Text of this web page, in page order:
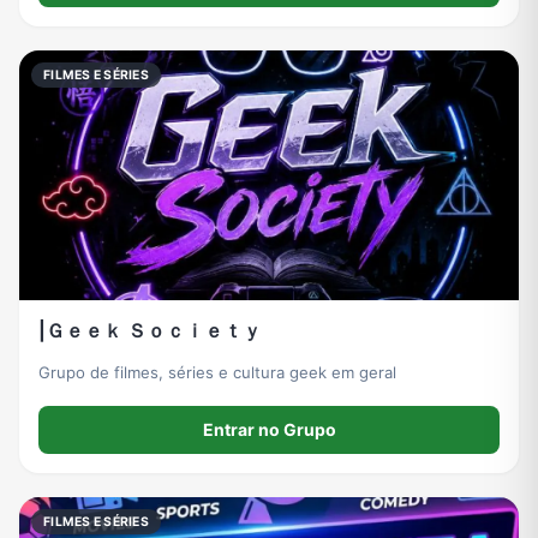
FILMES E SÉRIES
|Ｇｅｅｋ Ｓｏｃｉｅｔｙ
Grupo de filmes, séries e cultura geek em geral
Entrar no Grupo
FILMES E SÉRIES